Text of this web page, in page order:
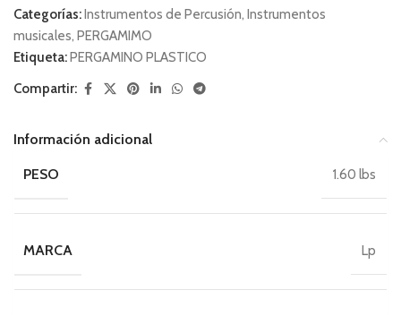
Categorías:Instrumentos de Percusión, Instrumentos
musicales, PERGAMIMO
Etiqueta:PERGAMINO PLASTICO
Compartir:
Información adicional
PESO 1.60 lbs
MARCA Lp